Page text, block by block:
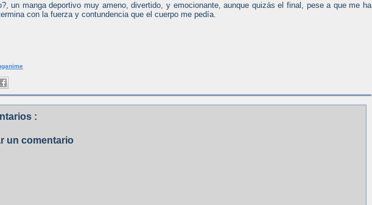
un manga deportivo muy ameno, divertido, y emocionante, aunque quizás el final, pese a que me ha
con la fuerza y contundencia que el cuerpo me pedía.
:
un comentario